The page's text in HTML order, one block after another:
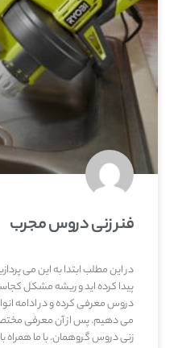
فنر زنی دروس مجرب
در این مطلب ابتدا به این می
پیدا کرده اید و ریشه مشکل
دروس معرفی کرده و در ادامه
می دهیم. پس از آن معرفی
زنی دروس گروهمان. با ما همراه